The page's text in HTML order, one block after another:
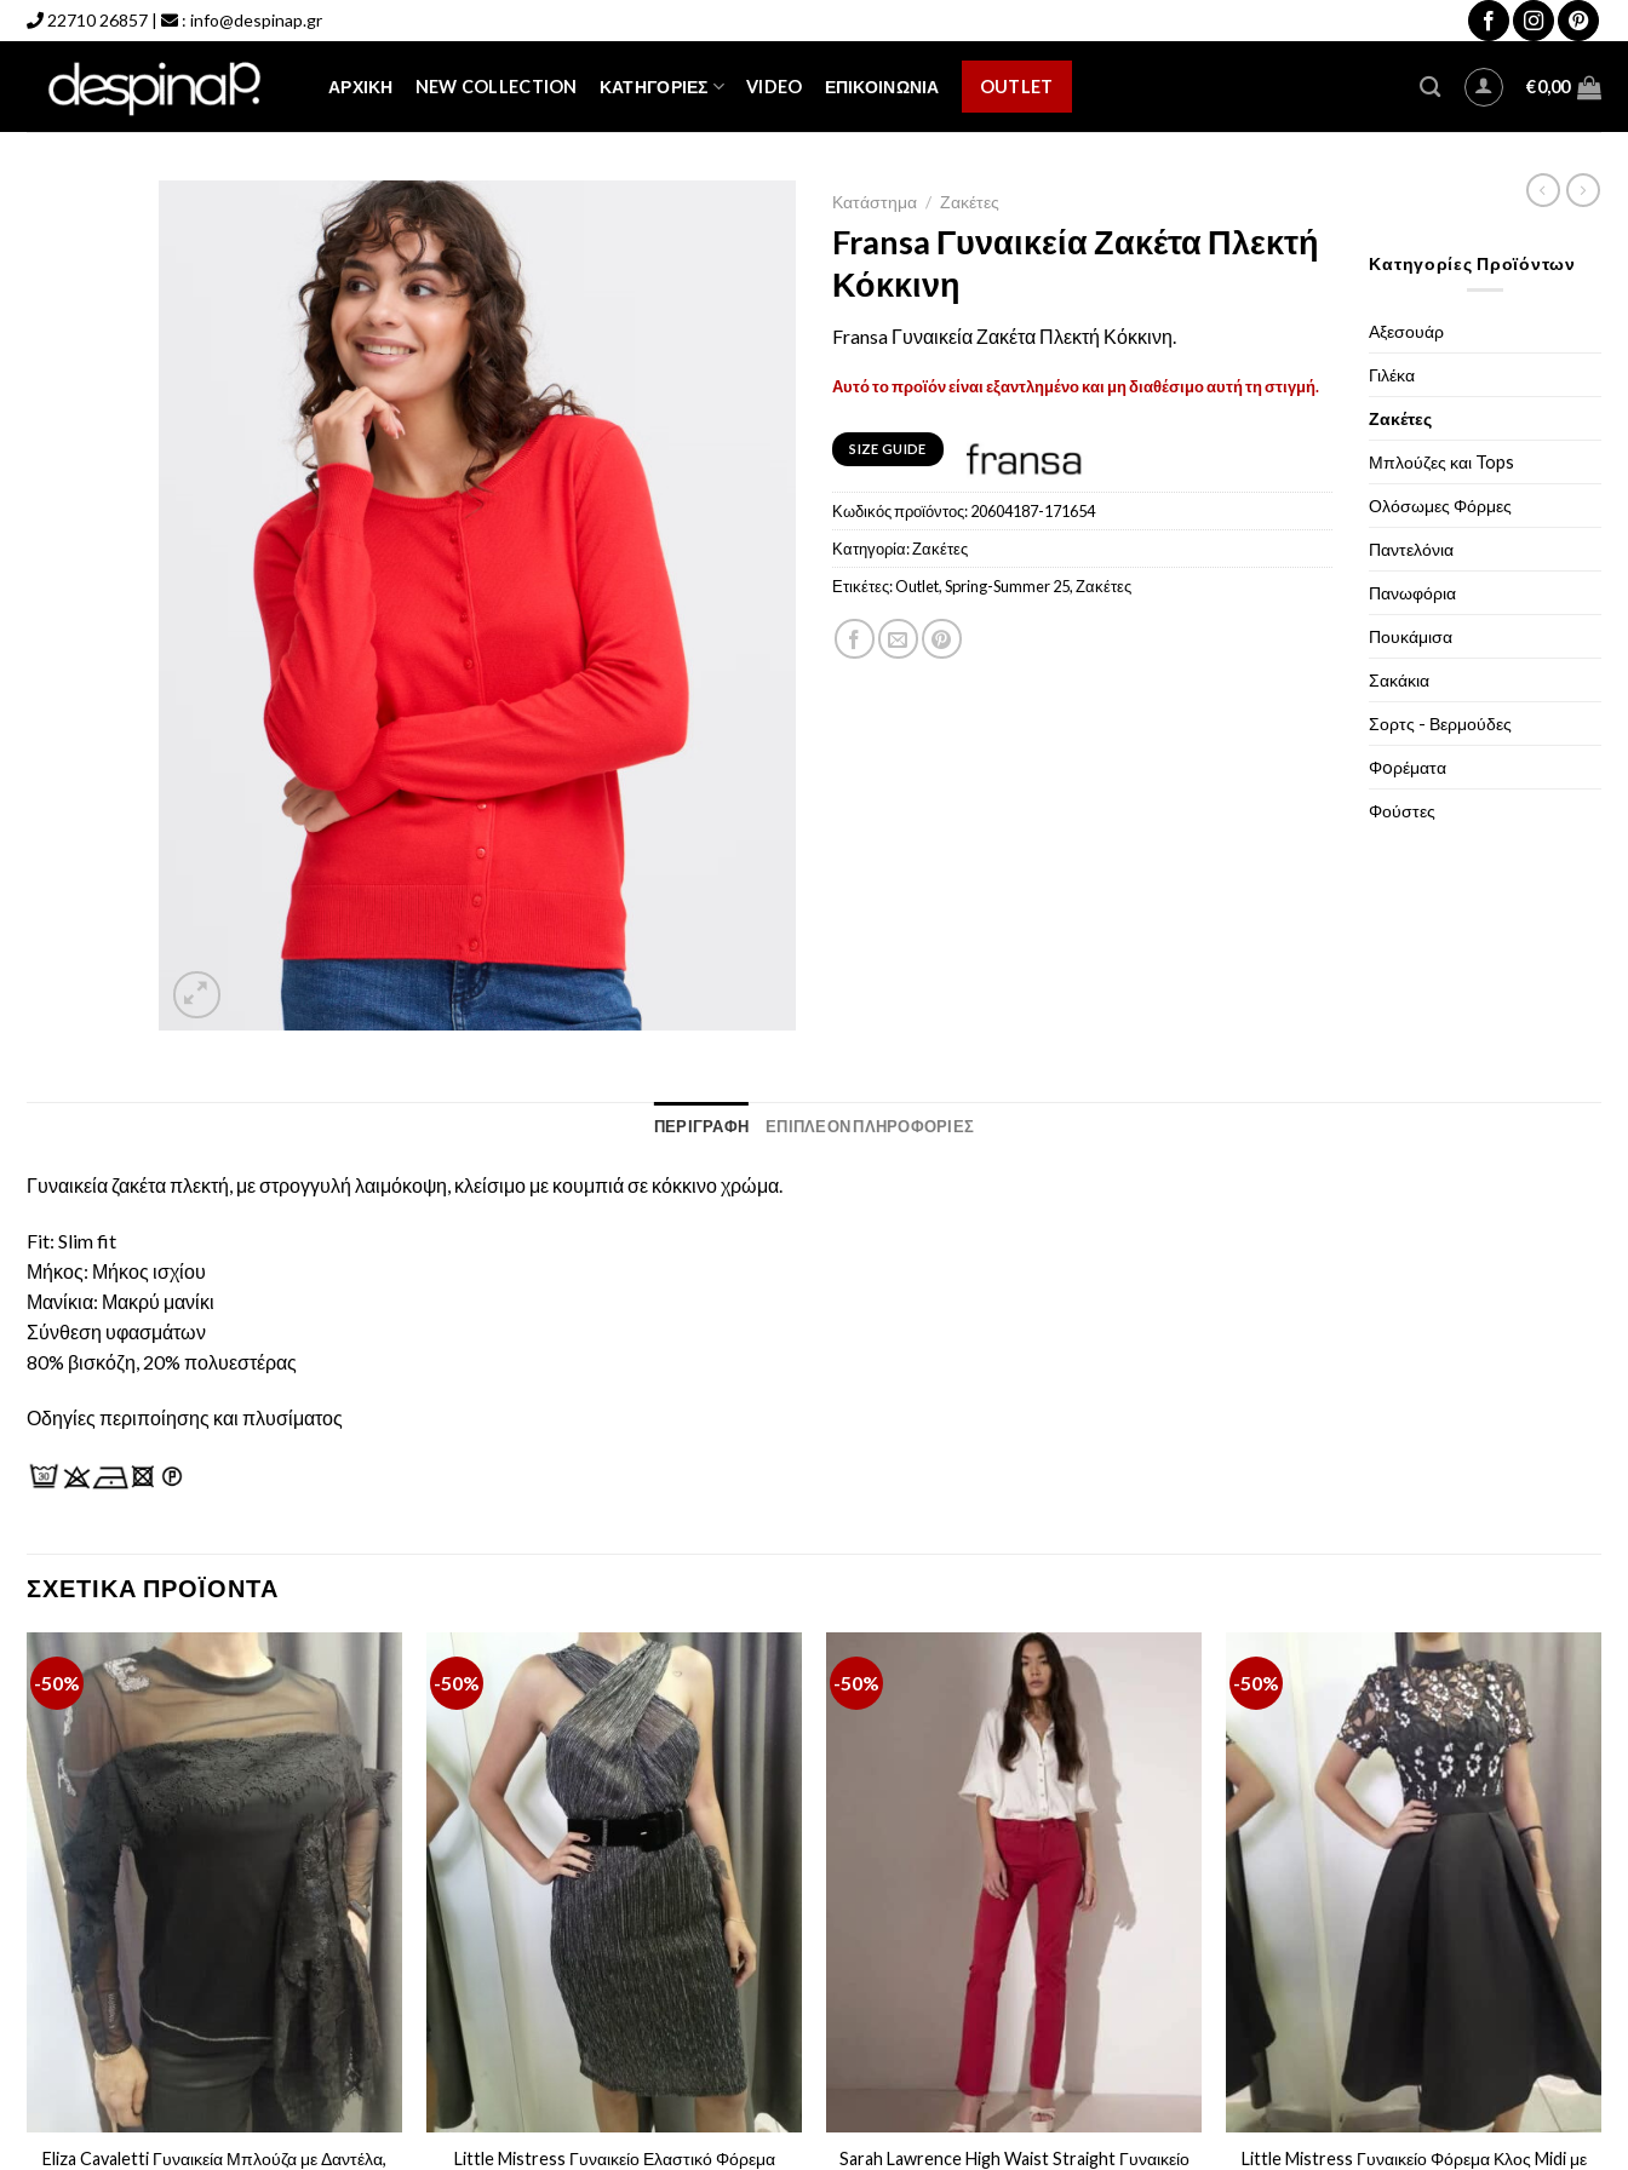
to
content
22710 26857 | : info@despinap.gr
ΑΡΧΙΚΉ NEW COLLECTION ΚΑΤΗΓΟΡΊΕΣ VIDEO ΕΠΙΚΟΙΝΩΝΊΑ OUTLET €0,00
Κατάστημα / Ζακέτες
Fransa Γυναικεία Ζακέτα Πλεκτή
Κόκκινη
Fransa Γυναικεία Ζακέτα Πλεκτή Κόκκινη.
Αυτό το προϊόν είναι εξαντλημένο και μη διαθέσιμο αυτή τη στιγμή.
SIZE GUIDE
Κωδικός προϊόντος:20604187-171654
Κατηγορία:Ζακέτες
Ετικέτες:Outlet,Spring-Summer 25,Ζακέτες
Κατηγορίες Προϊόντων
Αξεσουάρ
Γιλέκα
Ζακέτες
Μπλούζες και Tops
Ολόσωμες Φόρμες
Παντελόνια
Πανωφόρια
Πουκάμισα
Σακάκια
Σορτς - Βερμούδες
Φoρέματα
Φούστες
ΠΕΡΙΓΡΑΦΉ ΕΠΙΠΛΈΟΝ ΠΛΗΡΟΦΟΡΊΕΣ
Γυναικεία ζακέτα πλεκτή, με στρογγυλή λαιμόκοψη, κλείσιμο με κουμπιά σε κόκκινο χρώμα.
Fit: Slim fit
Μήκος: Μήκος ισχίου
Μανίκια: Μακρύ μανίκι
Σύνθεση υφασμάτων
80% βισκόζη, 20% πολυεστέρας
Οδηγίες περιποίησης και πλυσίματος
ΣΧΕΤΙΚΆ ΠΡΟΪΌΝΤΑ
-50%
Eliza Cavaletti Γυναικεία Μπλούζα με Δαντέλα,
-50%
Little Mistress Γυναικείο Ελαστικό Φόρεμα
-50%
Sarah Lawrence High Waist Straight Γυναικείο
-50%
Little Mistress Γυναικείο Φόρεμα Κλος Midi με